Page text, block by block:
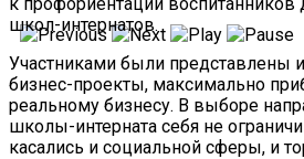
школ-интернатов.
Участниками были представлены
бизнес-проекты, максимально
реальному бизнесу. В выборе
школы-интерната себя не
касались и социальной сферы, и